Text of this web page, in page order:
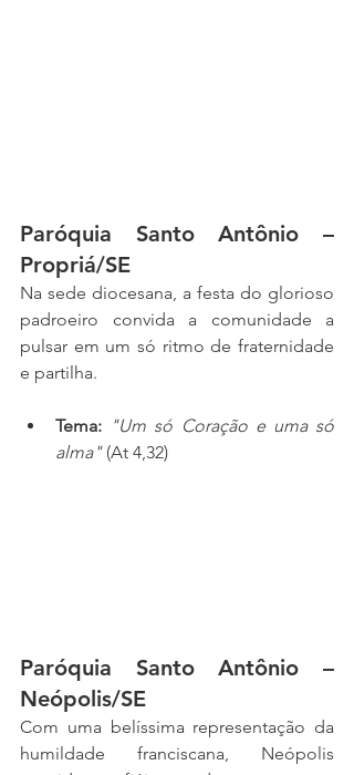
Paróquia Santo Antônio –
Propriá/SE
Na sede diocesana, a festa do glorioso
padroeiro convida a comunidade a
pulsar em um só ritmo de fraternidade
e partilha.
Tema: "Um só Coração e uma só
alma" (At 4,32)
Paróquia Santo Antônio –
Neópolis/SE
Com uma belíssima representação da
humildade franciscana, Neópolis